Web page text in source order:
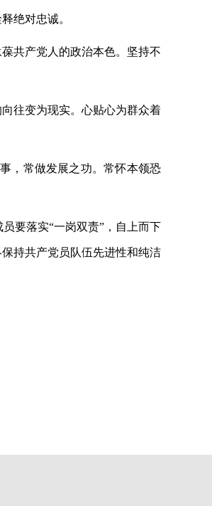
绝对忠诚。
共产党人的政治本色。坚持不
往变为现实。心贴心为群众着
，常做发展之功。常怀本领恐
员要落实“一岗双责”，自上而下
持共产党员队伍先进性和纯洁